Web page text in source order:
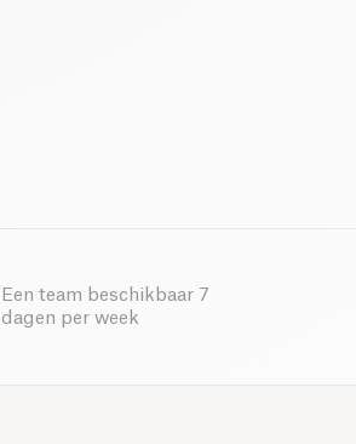
Een team beschikbaar 7
dagen per week